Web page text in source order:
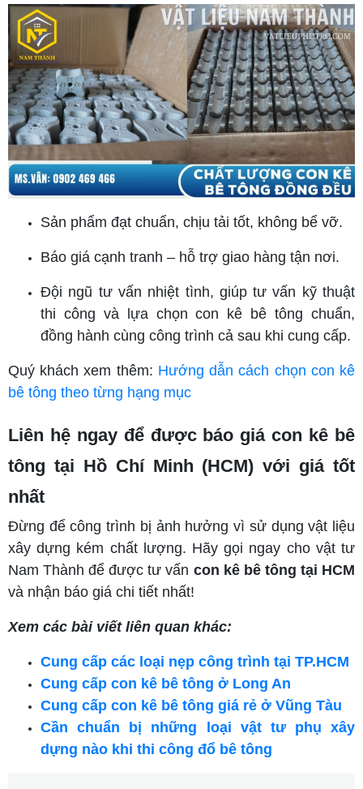
Sản phẩm đạt chuẩn, chịu tải tốt, không bể vỡ.
Báo giá cạnh tranh – hỗ trợ giao hàng tận nơi.
Đội ngũ tư vấn nhiệt tình, giúp tư vấn kỹ thuật
thi công và lựa chọn con kê bê tông chuẩn,
đồng hành cùng công trình cả sau khi cung cấp.
Quý khách xem thêm: Hướng dẫn cách chọn con kê
bê tông theo từng hạng mục
Liên hệ ngay để được báo giá con kê bê
tông tại Hồ Chí Minh (HCM) với giá tốt
nhất
Đừng để công trình bị ảnh hưởng vì sử dụng vật liệu
xây dựng kém chất lượng. Hãy gọi ngay cho vật tư
Nam Thành để được tư vấn con kê bê tông tại HCM
và nhận báo giá chi tiết nhất!
Xem các bài viết liên quan khác:
Cung cấp các loại nẹp công trình tại TP.HCM
Cung cấp con kê bê tông ở Long An
Cung cấp con kê bê tông giá rẻ ở Vũng Tàu
Cần chuẩn bị những loại vật tư phụ xây
dựng nào khi thi công đổ bê tông